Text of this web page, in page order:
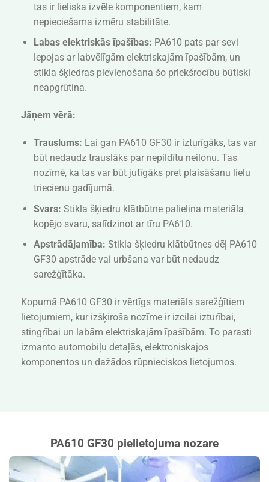
tas ir lieliska izvēle komponentiem, kam
nepieciešama izmēru stabilitāte.
Labas elektriskās īpašības: PA610 pats par sevi
lepojas ar labvēlīgām elektriskajām īpašībām, un
stikla šķiedras pievienošana šo priekšrocību būtiski
neapgrūtina.
Jāņem vērā:
Trauslums: Lai gan PA610 GF30 ir izturīgāks, tas var
būt nedaudz trauslāks par nepildītu neilonu. Tas
nozīmē, ka tas var būt jutīgāks pret plaisāšanu lielu
triecienu gadījumā.
Svars: Stikla šķiedru klātbūtne palielina materiāla
kopējo svaru, salīdzinot ar tīru PA610.
Apstrādājamība: Stikla šķiedru klātbūtnes dēļ PA610
GF30 apstrāde vai urbšana var būt nedaudz
sarežģītāka.
Kopumā PA610 GF30 ir vērtīgs materiāls sarežģītiem
lietojumiem, kur izšķiroša nozīme ir izcilai izturībai,
stingrībai un labām elektriskajām īpašībām. To parasti
izmanto automobiļu detaļās, elektroniskajos
komponentos un dažādos rūpnieciskos lietojumos.
PA610 GF30 pielietojuma nozare